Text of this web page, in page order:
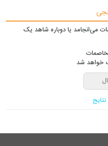
می‌انجامد یا دوباره شاهد یک
خواهد شد